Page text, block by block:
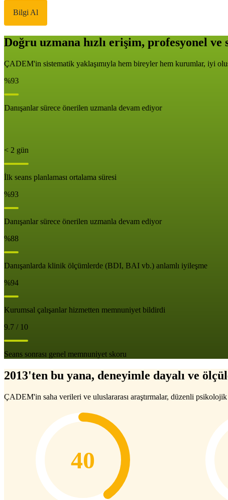
Bilgi Al
Doğru uzmana hızlı erişim, profesyonel
ÇADEM'in sistematik yaklaşımıyla hem bireyler hem kurumlar, iyi
%93
Danışanlar sürece önerilen uzmanla devam ediyor
< 2 gün
İlk seans planlaması ortalama süresi
%93
Danışanlar sürece önerilen uzmanla devam ediyor
%88
Danışanlarda klinik ölçümlerde (BDI, BAI vb.) anlamlı iyileşme
%94
Kurumsal çalışanlar hizmetten memnuniyet bildirdi
9.7 / 10
Seans sonrası genel memnuniyet skoru
2013'ten bu yana, deneyimle dayalı ve
ÇADEM'in saha verileri ve uluslararası araştırmalar, düzenli
40